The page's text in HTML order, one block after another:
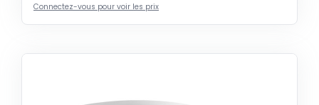
Connectez-vous pour voir les prix